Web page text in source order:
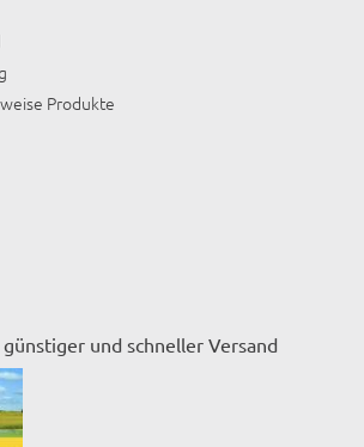
Produkte
und schneller Versand